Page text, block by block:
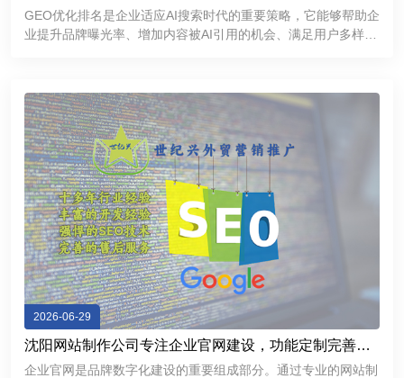
GEO优化排名是企业适应AI搜索时代的重要策略，它能够帮助企
业提升品牌曝光率、增加内容被AI引用的机会、满足用户多样化
2026-06-29
沈阳网站制作公司专注企业官网建设，功能定制完善，
提升品牌互联网形象
企业官网是品牌数字化建设的重要组成部分。通过专业的网站制